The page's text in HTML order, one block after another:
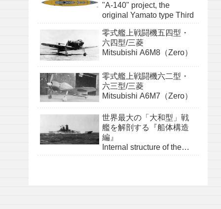
"A-140" project, the
original Yamato type Third
零式艦上戦闘機五四型・
六四型/三菱
Mitsubishi A6M8（Zero）
零式艦上戦闘機六二型・
六三型/三菱
Mitsubishi A6M7（Zero）
世界最大の「大和型」戦
艦を解剖する『船体構造
編』
Internal structure of the